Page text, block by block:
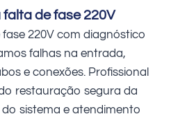
de fase 220V
220V com diagnóstico
falhas na entrada,
e conexões. Profissional
restauração segura da
sistema e atendimento